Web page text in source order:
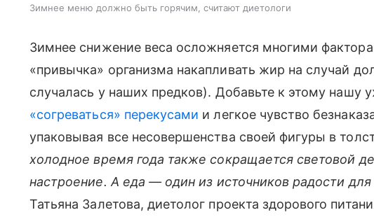
Зимнее меню должно быть горячим, считают диетологи
Зимнее снижение веса осложняется многими
«привычка» организма накапливать жир на случай
случалась у наших предков). Добавьте к этому нашу
«согреваться» перекусами и легкое чувство
упаковывая все несовершенства своей фигуры в
холодное время года также сокращается световой
настроение. А еда — один из источников радости для
Татьяна Залетова, диетолог проекта здорового